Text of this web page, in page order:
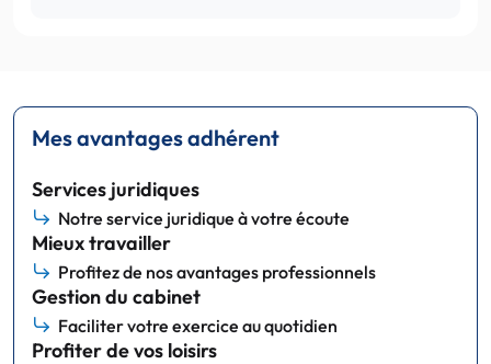
Mes avantages adhérent
Services juridiques
Notre service juridique à votre écoute
Mieux travailler
Profitez de nos avantages professionnels
Gestion du cabinet
Faciliter votre exercice au quotidien
Profiter de vos loisirs